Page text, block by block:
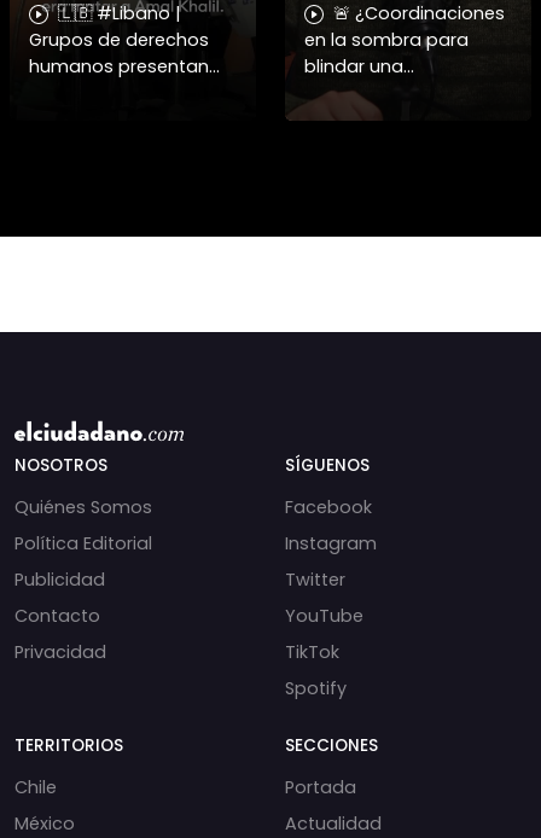
🇱🇧 #Libano |
Grupos de derechos
humanos presentan
🚨 ¿Coordinaciones
en la sombra para
blindar una
candidatura
presidencial? Nuevos
NOSOTROS
Quiénes Somos
Política Editorial
Publicidad
Contacto
Privacidad
SÍGUENOS
Facebook
Instagram
Twitter
YouTube
TikTok
Spotify
TERRITORIOS
Chile
México
SECCIONES
Portada
Actualidad